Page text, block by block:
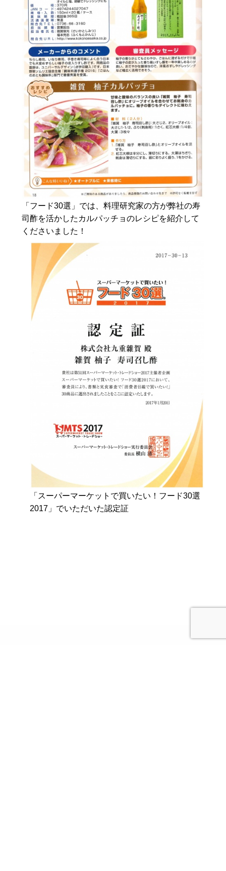
「フード30選」では、料理研究家の方が弊社の寿
司酢を活かしたカルパッチョのレシピを紹介して
くださいました！
「スーパーマーケットで買いたい！フード30選
2017」でいただいた認定証